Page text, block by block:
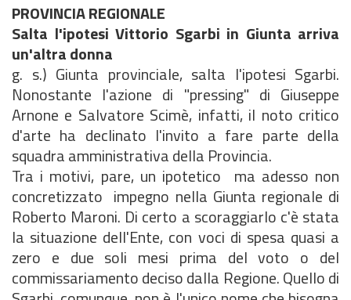
PROVINCIA REGIONALE
Salta l'ipotesi Vittorio Sgarbi in Giunta arriva
un'altra donna
g. s.) Giunta provinciale, salta l'ipotesi Sgarbi.
Nonostante l'azione di "pressing" di Giuseppe
Arnone e Salvatore Scimè, infatti, il noto critico
d'arte ha declinato l'invito a fare parte della
squadra amministrativa della Provincia.
Tra i motivi, pare, un ipotetico  ma adesso non
concretizzato  impegno nella Giunta regionale di
Roberto Maroni. Di certo a scoraggiarlo c'è stata
la situazione dell'Ente, con voci di spesa quasi a
zero e due soli mesi prima del voto o del
commissariamento deciso dalla Regione. Quello di